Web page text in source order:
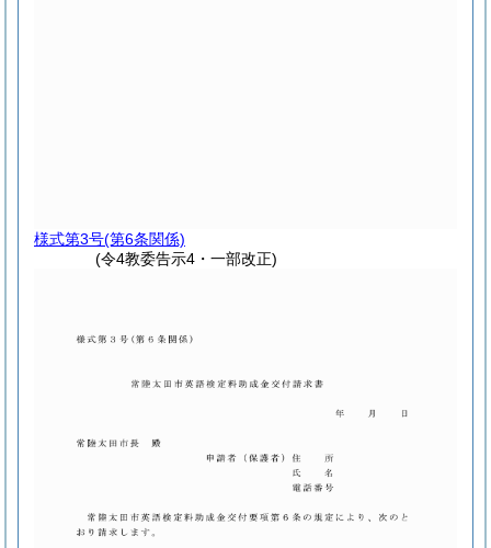
様式第3号(第6条関係)
(令4教委告示4・一部改正)